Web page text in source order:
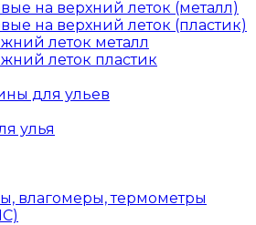
на верхний леток (металл)
на верхний леток (пластик)
леток металл
леток пластик
для ульев
улья
влагомеры, термометры